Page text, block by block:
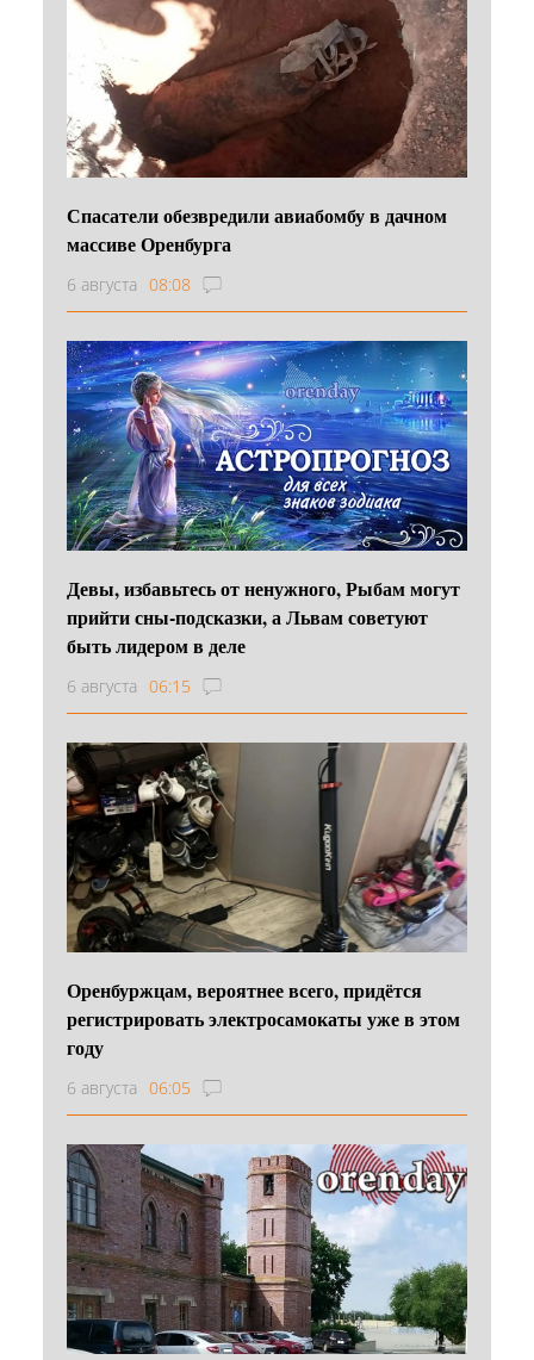
Спасатели обезвредили авиабомбу в дачном
массиве Оренбурга
6 августа 08:08
Девы, избавьтесь от ненужного, Рыбам могут
прийти сны-подсказки, а Львам советуют
быть лидером в деле
6 августа 06:15
Оренбуржцам, вероятнее всего, придётся
регистрировать электросамокаты уже в этом
году
6 августа 06:05